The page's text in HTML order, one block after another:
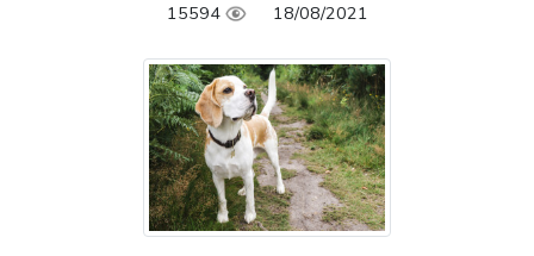
15594 18/08/2021